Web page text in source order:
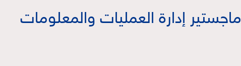
ماجستير إدارة العمليات والمعلومات